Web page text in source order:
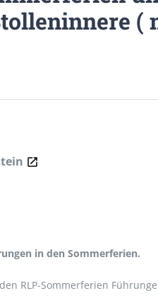
(
in den Sommerferien.
RLP-Sommerferien